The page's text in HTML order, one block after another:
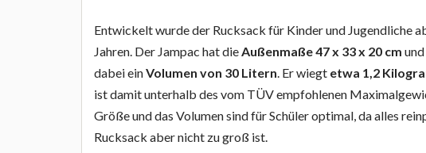
Entwickelt wurde der Rucksack für Kinder und Jugendliche
Jahren. Der Jampac hat dieAußenmaße 47 x 33 x 20 cm
dabei einVolumen von 30 Litern. Er wiegt etwa 1,2
ist damit unterhalb des vom TÜV empfohlenen
Größe und das Volumen sind für Schüler optimal, da alles
Rucksack aber nicht zu groß ist.